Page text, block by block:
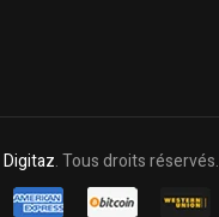
Digitaz. Tous droits réservés.